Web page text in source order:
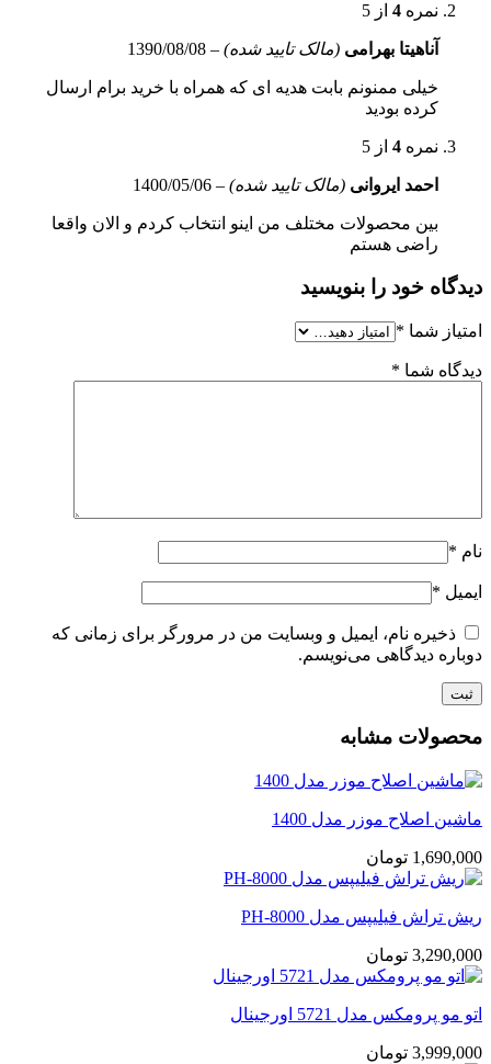
نمره 4 از 5
آناهیتا بهرامی (مالک تایید شده) –
1390/08/08
خیلی ممنونم بابت هدیه ای که همراه با خرید برام ارسال
کرده بودید
نمره 4 از 5
احمد ایروانی (مالک تایید شده) –
1400/05/06
بین محصولات مختلف من اینو انتخاب کردم و الان واقعا
راضی هستم
دیدگاه خود را بنویسید
امتیاز شما *
دیدگاه شما *
نام *
ایمیل *
ذخیره نام، ایمیل و وبسایت من در مرورگر برای زمانی که
دوباره دیدگاهی می‌نویسم.
محصولات مشابه
ماشین اصلاح موزر مدل 1400
1,690,000 تومان
ریش تراش فیلیپس مدل PH-8000
3,290,000 تومان
اتو مو پرومکس مدل 5721 اورجینال
3,999,000 تومان